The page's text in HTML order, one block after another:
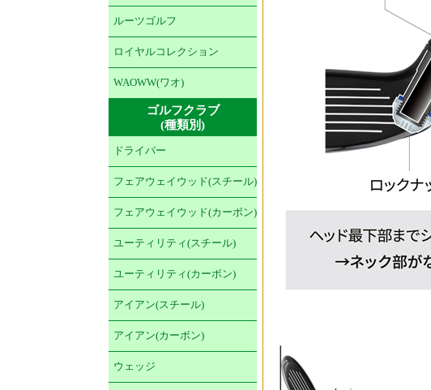
ルーツゴルフ
ロイヤルコレクション
WAOWW(ワオ)
ゴルフクラブ
(種類別)
ドライバー
フェアウェイウッド(スチール)
フェアウェイウッド(カーボン)
ユーティリティ(スチール)
ユーティリティ(カーボン)
アイアン(スチール)
アイアン(カーボン)
ウェッジ